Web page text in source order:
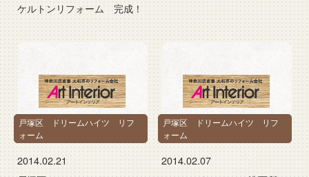
ケルトンリフォーム 完成！
戸塚区 ドリームハイツ リフ
ォーム
2014.02.21
戸塚区 ドリームハイツ リフ
ォーム
2014.02.07